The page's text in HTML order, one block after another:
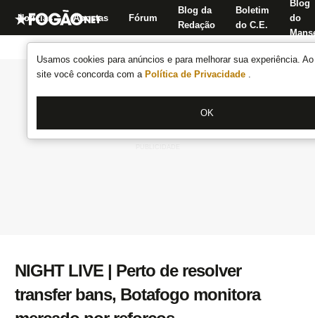
Usamos cookies para anúncios e para melhorar sua experiência.
site você concorda com a Política de Privacidade .
OK
Notícias Apostas Fórum
Blog da
Redação
Boletim
do C.E.
Blog
do
NIGHT LIVE | Perto de resolver
transfer bans, Botafogo monitora